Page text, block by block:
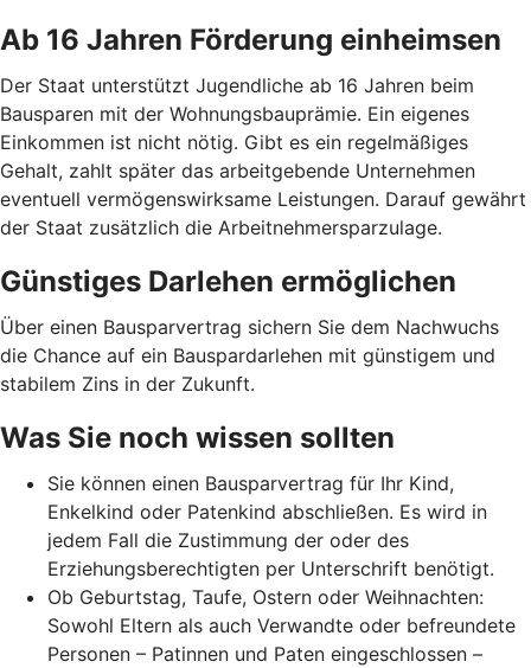
Ab 16 Jahren Förderung einheimsen
Der Staat unterstützt Jugendliche ab 16 Jahren beim
Bausparen mit der Wohnungsbauprämie. Ein eigenes
Einkommen ist nicht nötig. Gibt es ein regelmäßiges
Gehalt, zahlt später das arbeitgebende Unternehmen
eventuell vermögenswirksame Leistungen. Darauf gewährt
der Staat zusätzlich die Arbeitnehmer­spar­zulage.
Günstiges Darlehen ermöglichen
Über einen Bausparvertrag sichern Sie dem Nachwuchs
die Chance auf ein Bauspardarlehen mit günstigem und
stabilem Zins in der Zukunft.
Was Sie noch wissen sollten
Sie können einen Bausparvertrag für Ihr Kind,
Enkelkind oder Patenkind abschließen. Es wird in
jedem Fall die Zustimmung der oder des
Erziehungsberechtigten per Unterschrift benötigt.
Ob Geburtstag, Taufe, Ostern oder Weihnachten:
Sowohl Eltern als auch Verwandte oder befreundete
Personen – Patinnen und Paten eingeschlossen –